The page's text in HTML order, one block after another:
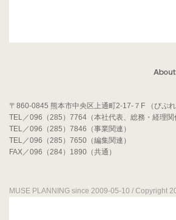
〒860-0845 熊本市中央区上通町2-17-７F （びぷ
TEL／096（285）7764（本社代表、総務・経理関
TEL／096（285）7846（事業関連）
TEL／096（285）7650（編集関連）
FAX／096（284）1890（共通）
MUSE PLANNING since 2009-05-10 / Copyright